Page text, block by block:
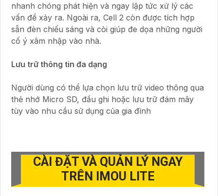
nhanh chóng phát hiện và ngay lập tức xử lý các
vấn đề xảy ra. Ngoài ra, Cell 2 còn được tích hợp
sẵn đèn chiếu sáng và còi giúp đe dọa những người
cố ý xâm nhập vào nhà.
Lưu trữ thông tin đa dạng
Người dùng có thể lựa chọn lưu trữ video thông qua
thẻ nhớ Micro SD, đầu ghi hoặc lưu trữ đám mây
tùy vào nhu cầu sử dụng của gia đình
CÀI ĐẶT VÀ QUẢN LÝ NGAY
TRÊN IMOU LITE